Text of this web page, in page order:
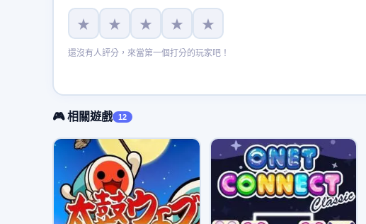
★ ★ ★ ★ ★
還沒有人評分，來當第一個打分的玩家吧！
🎮 相關遊戲 12